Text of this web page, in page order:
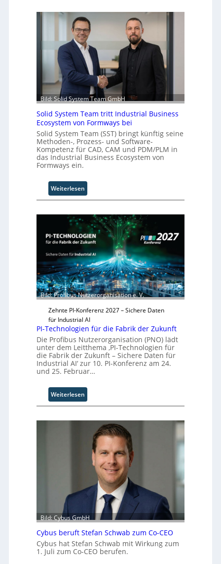
i
v
e
r
s
a
l
A
u
t
m
a
t
i
o
O
r
g
h
t
w
e
i
t
r
Bild: Solid System Team GmbH
Solid System Team tritt Industrial Business
Ecosystem von Formways bei
Solid System Team (SST) bringt künftig seine
Methoden-, Prozess- und Software-
Kompetenz für CAD, CAM und PDM/PLM in
das Industrial Business Ecosystem von
Formways ein.
Weiterlesen
S
l
i
d
S
y
s
t
e
m
T
e
a
m
t
r
i
t
t
I
d
s
u
n
s
s
E
Bild: Profibus Nutzerorganisation e. V.
Zehnte PI-Konferenz 2027 – Sichere Daten
für Industrial AI
PI-Technologien für die Fabrik der Zukunft
Die Profibus Nutzerorganisation (PNO) lädt
unter dem Leitthema ‚PI-Technologien für
die Fabrik der Zukunft – Sichere Daten für
Industrial AI‘ zur 10. PI-Konferenz am 24.
und 25. Februar…
Weiterlesen
P
-
l
i
n
f
ü
Bild: Cybus GmbH
Cybus beruft Stefan Schwab zum Co-CEO
Cybus hat Stefan Schwab mit Wirkung zum
1. Juli zum Co-CEO berufen.